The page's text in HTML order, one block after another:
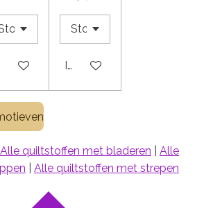
winkelwagenIn winkelwagen
Alle quiltstoffen met bladeren
Alle
Alle quiltstoffen met strepen